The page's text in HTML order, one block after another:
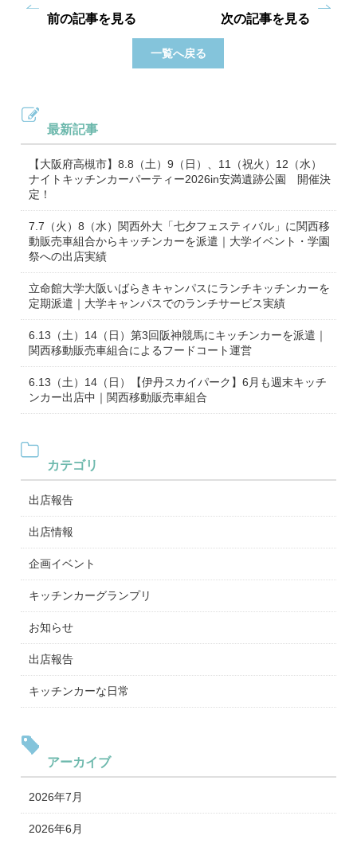
前の記事を見る
一覧へ戻る
次の記事を見る
最新記事
【大阪府高槻市】8.8（土）9（日）、11（祝火）12（水）
ナイトキッチンカーパーティー2026in安満遺跡公園 開催決
定！
7.7（火）8（水）関西外大「七夕フェスティバル」に関西移
動販売車組合からキッチンカーを派遣｜大学イベント・学園
祭への出店実績
立命館大学大阪いばらきキャンパスにランチキッチンカーを
定期派遣｜大学キャンパスでのランチサービス実績
6.13（土）14（日）第3回阪神競馬にキッチンカーを派遣｜
関西移動販売車組合によるフードコート運営
6.13（土）14（日）【伊丹スカイパーク】6月も週末キッチ
ンカー出店中｜関西移動販売車組合
カテゴリ
出店報告
出店情報
企画イベント
キッチンカーグランプリ
お知らせ
出店報告
キッチンカーな日常
アーカイブ
2026年7月
2026年6月